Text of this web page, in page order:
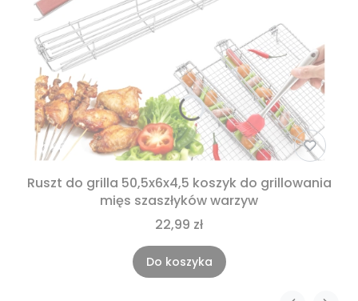
Ruszt do grilla 50,5x6x4,5 koszyk do grillowania
mięs szaszłyków warzyw
22,99 zł
Do koszyka